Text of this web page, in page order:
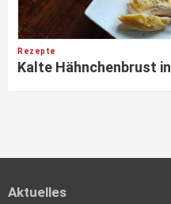
Rezepte
Kalte Hähnchenbrust
Aktuelles